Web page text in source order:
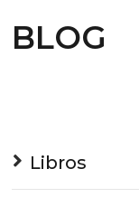
BLOG
Libros